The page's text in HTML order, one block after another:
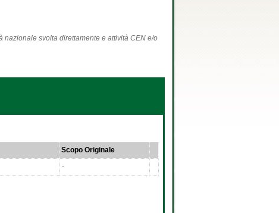
svolta direttamente e attività CEN e/o
Scopo Originale
-